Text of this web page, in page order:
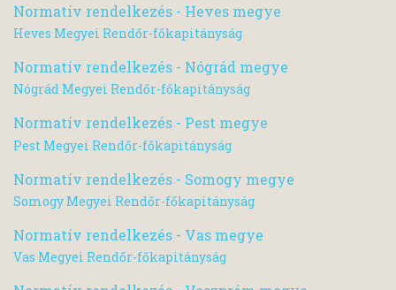
Normatív rendelkezés - Heves megye
Heves Megyei Rendőr-főkapitányság
Normatív rendelkezés - Nógrád megye
Nógrád Megyei Rendőr-főkapitányság
Normatív rendelkezés - Pest megye
Pest Megyei Rendőr-főkapitányság
Normatív rendelkezés - Somogy megye
Somogy Megyei Rendőr-főkapitányság
Normatív rendelkezés - Vas megye
Vas Megyei Rendőr-főkapitányság